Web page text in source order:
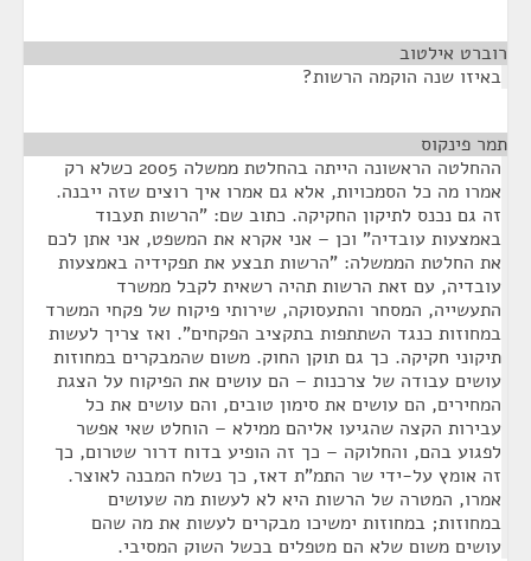
רוברט אילטוב
באיזו שנה הוקמה הרשות?
תמר פינקוס
ההחלטה הראשונה הייתה בהחלטת ממשלה 2005 כשלא רק
אמרו מה כל הסמכויות, אלא גם אמרו איך רוצים שזה ייבנה.
זה גם נכנס לתיקון החקיקה. כתוב שם: "הרשות תעבוד
באמצעות עובדיה" וכן – אני אקרא את המשפט, אני אתן לכם
את החלטת הממשלה: "הרשות תבצע את תפקידיה באמצעות
עובדיה, עם זאת הרשות תהיה רשאית לקבל ממשרד
התעשייה, המסחר והתעסוקה, שירותי פיקוח של פקחי המשרד
במחוזות כנגד השתתפות בתקציב הפקחים". ואז צריך לעשות
תיקוני חקיקה. כך גם תוקן החוק. משום שהמבקרים במחוזות
עושים עבודה של צרכנות – הם עושים את הפיקוח על הצגת
המחירים, הם עושים את סימון טובים, והם עושים את כל
עבירות הקצה שהגיעו אליהם ממילא – הוחלט שאי אפשר
לפגוע בהם, והחלוקה – כך זה הופיע בדוח דרור שטרום, כך
זה אומץ על-ידי שר התמ"ת דאז, כך נשלח המבנה לאוצר.
אמרו, המטרה של הרשות היא לא לעשות מה שעושים
במחוזות; במחוזות ימשיכו מבקרים לעשות את מה שהם
עושים משום שלא הם מטפלים בכשל השוק המסיבי.